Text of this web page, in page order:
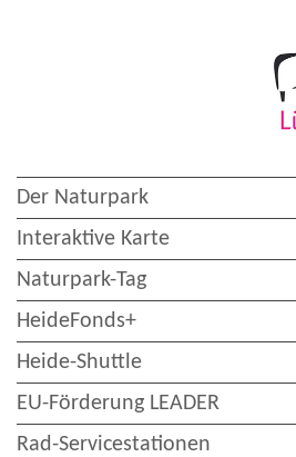
Der Naturpark
Interaktive Karte
Naturpark-Tag
HeideFonds+
Heide-Shuttle
EU-Förderung LEADER
Rad-Servicestationen